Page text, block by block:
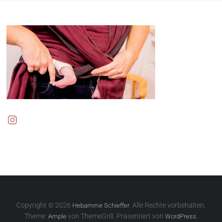
Copyright © 2026 Hebamme Schieffer. Alle Rechte vorbehalten.
Theme: Amplevon ThemeGrill. Präsentiert von WordPress